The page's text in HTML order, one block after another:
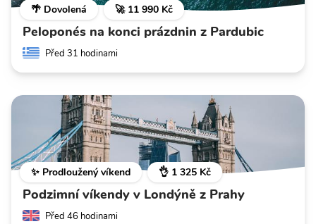
🌴 Dovolená 🚀 11 990 Kč
Peloponés na konci prázdnin z Pardubic
Před 31 hodinami
✨ Prodloužený víkend 👌 1 325 Kč
Podzimní víkendy v Londýně z Prahy
Před 46 hodinami